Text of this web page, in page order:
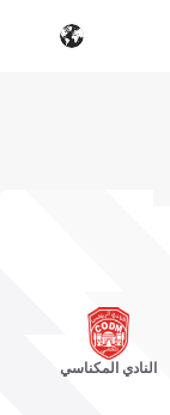
النادي المكناسي